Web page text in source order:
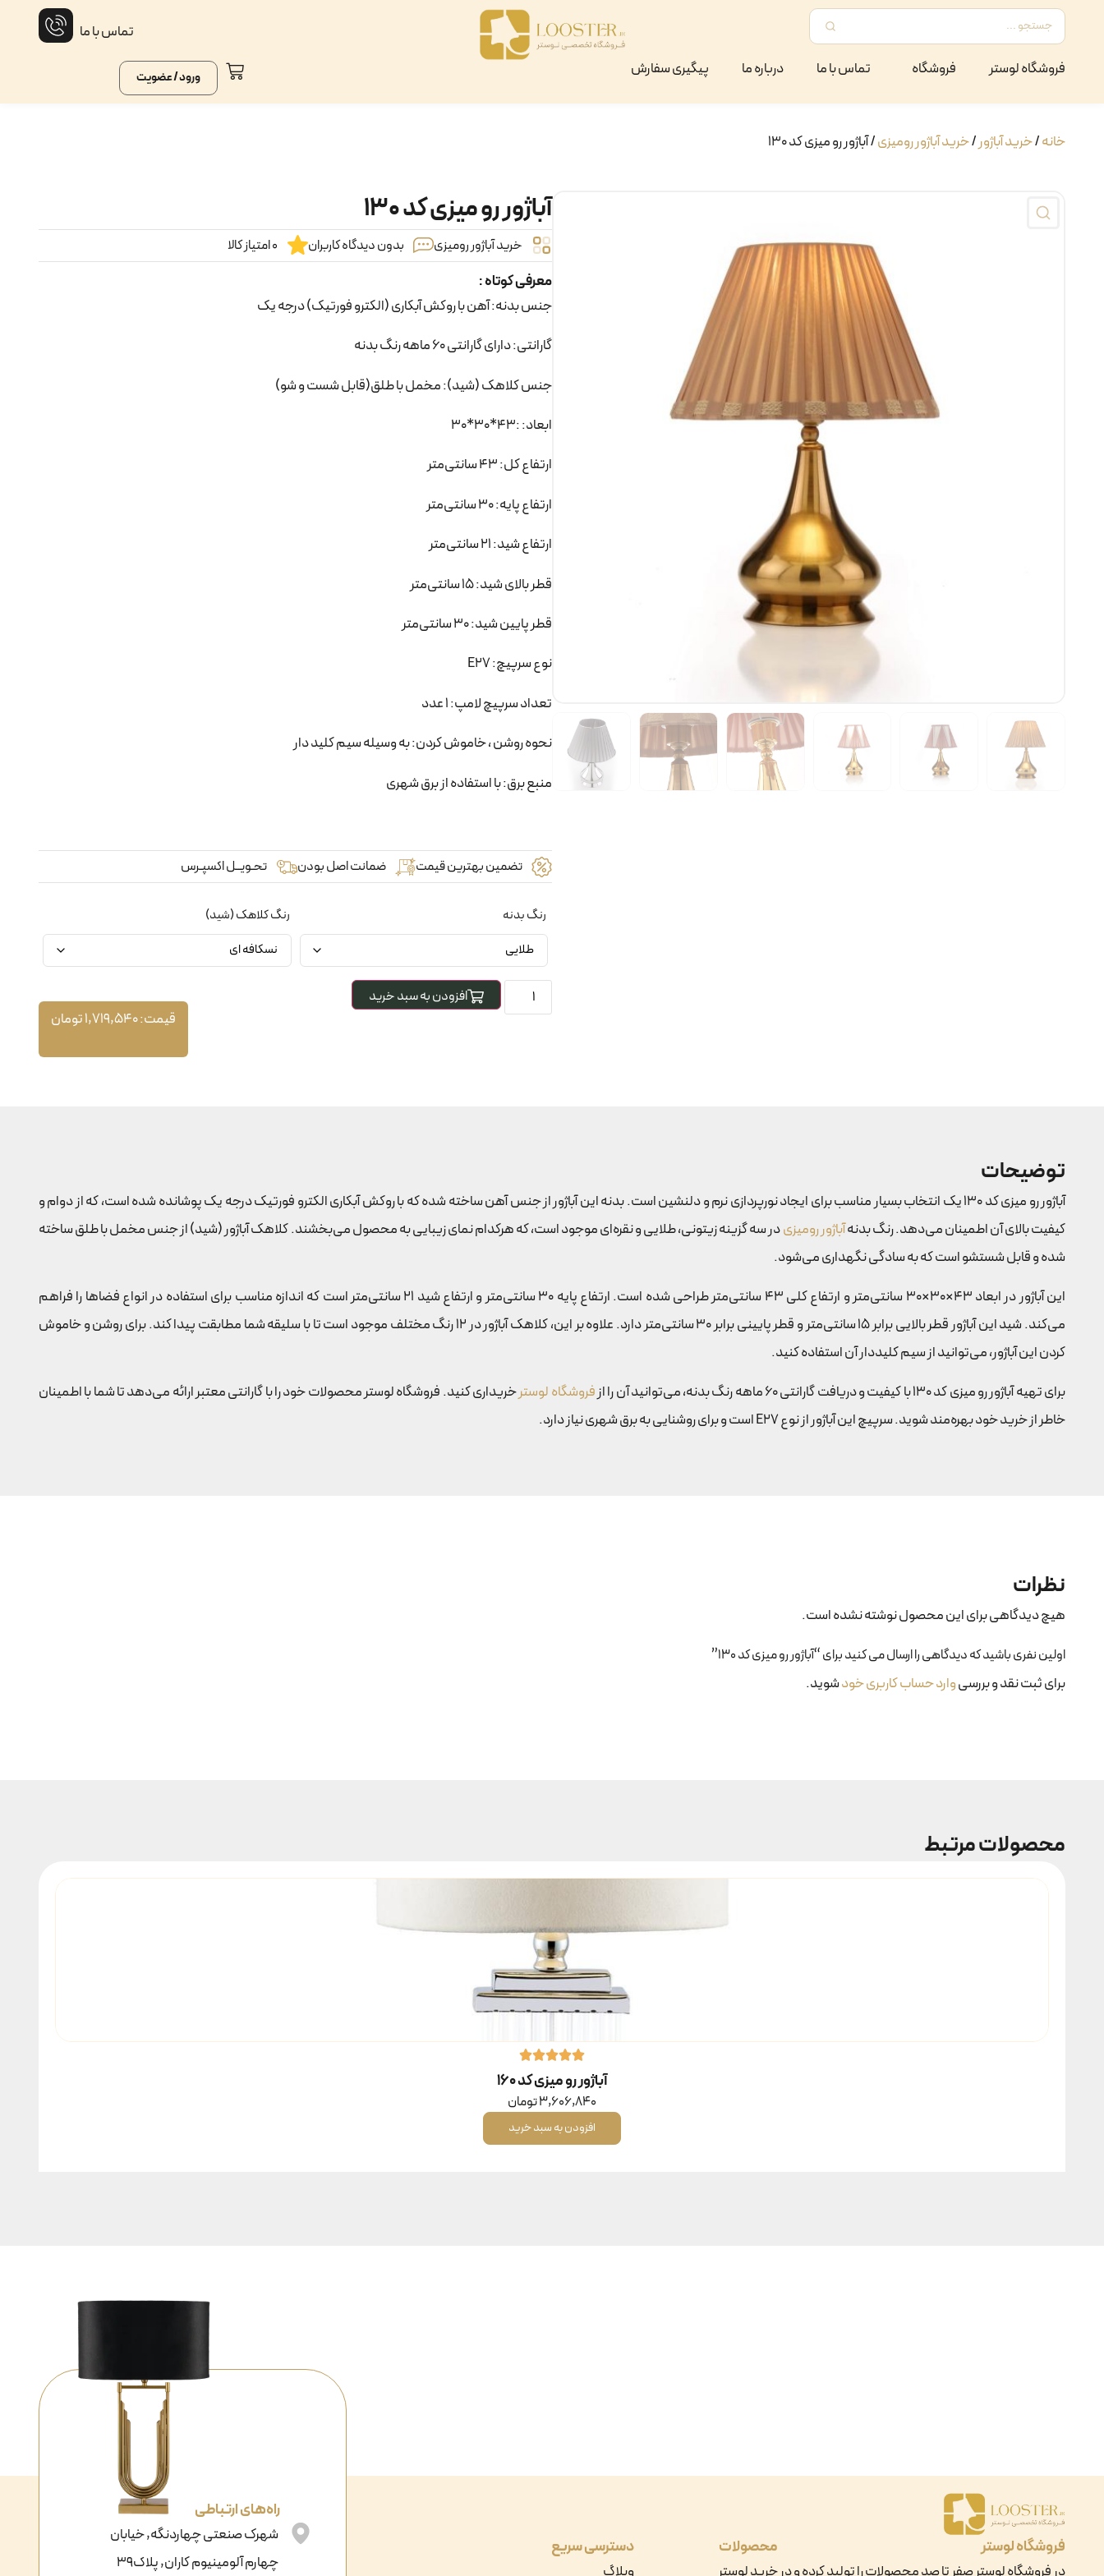
تماس با ما
فروشگاه لوستر
فروشگاه تماس با ما درباره ما پیگیری سفارش ورود / عضویت
خانه/خرید آباژور/خرید آباژور رومیزی/ آباژور رو میزی کد ۱۳۰
آباژور رو میزی کد ۱۳۰
خرید آباژور رومیزی بدون دیدگاه کاربران 0 امتیاز کالا
معرفی کوتاه :
جنس بدنه: آهن با روکش آبکاری (الکترو فورتیک) درجه یک
گارانتی: دارای گارانتی 60 ماهه رنگ بدنه
جنس کلاهک (شید): مخمل با طلق(قابل شست و شو)
ابعاد: :43*30*30
ارتفاع کل: 43 سانتی‌متر
ارتفاع پایه: 30 سانتی‌متر
ارتفاع شید: 21 سانتی‌متر
قطر بالای شید: 15 سانتی‌متر
قطر پایین شید: 30 سانتی‌متر
نوع سرپیچ: E27
تعداد سرپیچ لامپ: 1 عدد
نحوه روشن ، خاموش کردن: به وسیله سیم کلید دار
منبع برق: با استفاده از برق شهری
تضمین بهترین قیمت ضمانت اصل بودن تحـویــل اکسپـرس
رنگ بدنه رنگ کلاهک (شید)
افزودن به سبد خرید
قیمت:1,719,540تومان
توضیحات
آباژور رو میزی کد 130 یک انتخاب بسیار مناسب برای ایجاد نورپردازی نرم و دلنشین است. بدنه این آباژور از جنس آهن ساخته شده که با روکش آبکاری الکترو فورتیک درجه یک پوشانده شده است، که از دوام و
کیفیت بالای آن اطمینان می‌دهد. رنگ بدنهآباژور رومیزیدر سه گزینه زیتونی، طلایی و نقره‌ای موجود است، که هرکدام نمای زیبایی به محصول می‌بخشند. کلاهک آباژور (شید) از جنس مخمل با طلق ساخته
شده و قابل شستشو است که به سادگی نگهداری می‌شود.
این آباژور در ابعاد 43×30×30 سانتی‌متر و ارتفاع کلی 43 سانتی‌متر طراحی شده است. ارتفاع پایه 30 سانتی‌متر و ارتفاع شید 21 سانتی‌متر است که اندازه مناسب برای استفاده در انواع فضاها را فراهم
می‌کند. شید این آباژور قطر بالایی برابر 15 سانتی‌متر و قطر پایینی برابر 30 سانتی‌متر دارد. علاوه بر این، کلاهک آباژور در 12 رنگ مختلف موجود است تا با سلیقه شما مطابقت پیدا کند. برای روشن و خاموش
کردن این آباژور، می‌توانید از سیم کلیددار آن استفاده کنید.
برای تهیه آباژور رو میزی کد 130 با کیفیت و دریافت گارانتی 60 ماهه رنگ بدنه، می‌توانید آن را از
فروشگاه لوسترخریداری کنید. فروشگاه لوستر محصولات خود را با گارانتی معتبر ارائه می‌دهد تا شما با اطمینان
خاطر از خرید خود بهره‌مند شوید. سرپیچ این آباژور از نوع E27 است و برای روشنایی به برق شهری نیاز دارد.
نظرات
هیچ دیدگاهی برای این محصول نوشته نشده است.
اولین نفری باشید که دیدگاهی را ارسال می کنید برای “آباژور رو میزی کد ۱۳۰”
برای ثبت نقد و بررسیوارد حساب کاربری خودشوید.
محصولات مرتبط
آباژور رو میزی کد ۱۶۰
3,606,840تومان
افزودن به سبد خرید
فروشگاه لوستر محصولات دسترسی سریع
راه‌های ارتباطی
شهرک صنعتی چهاردنگه, خیابان
چهارم آلومینیوم کاران, پلاک39